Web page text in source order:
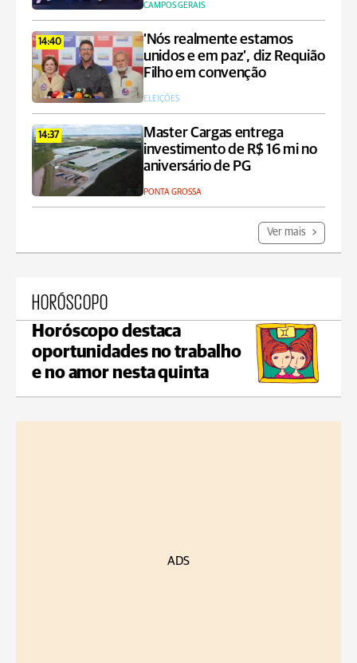
CAMPOS GERAIS
14:40
‘Nós realmente estamos
unidos e em paz’, diz Requião
Filho em convenção
ELEIÇÕES
14:37
Master Cargas entrega
investimento de R$ 16 mi no
aniversário de PG
PONTA GROSSA
Ver mais
HORÓSCOPO
Horóscopo destaca
oportunidades no trabalho
e no amor nesta quinta
ADS